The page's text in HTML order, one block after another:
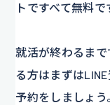
トですべて無料で
就活が終わるま
る方はまずは
予約をしましょう